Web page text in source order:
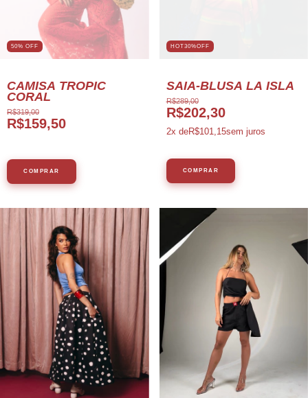
50% OFF
CAMISA TROPIC
CORAL
R$319,00
R$159,50
COMPRAR
HOT30%OFF
SAIA-BLUSA LA ISLA
R$289,00
R$202,30
2x deR$101,15sem juros
COMPRAR